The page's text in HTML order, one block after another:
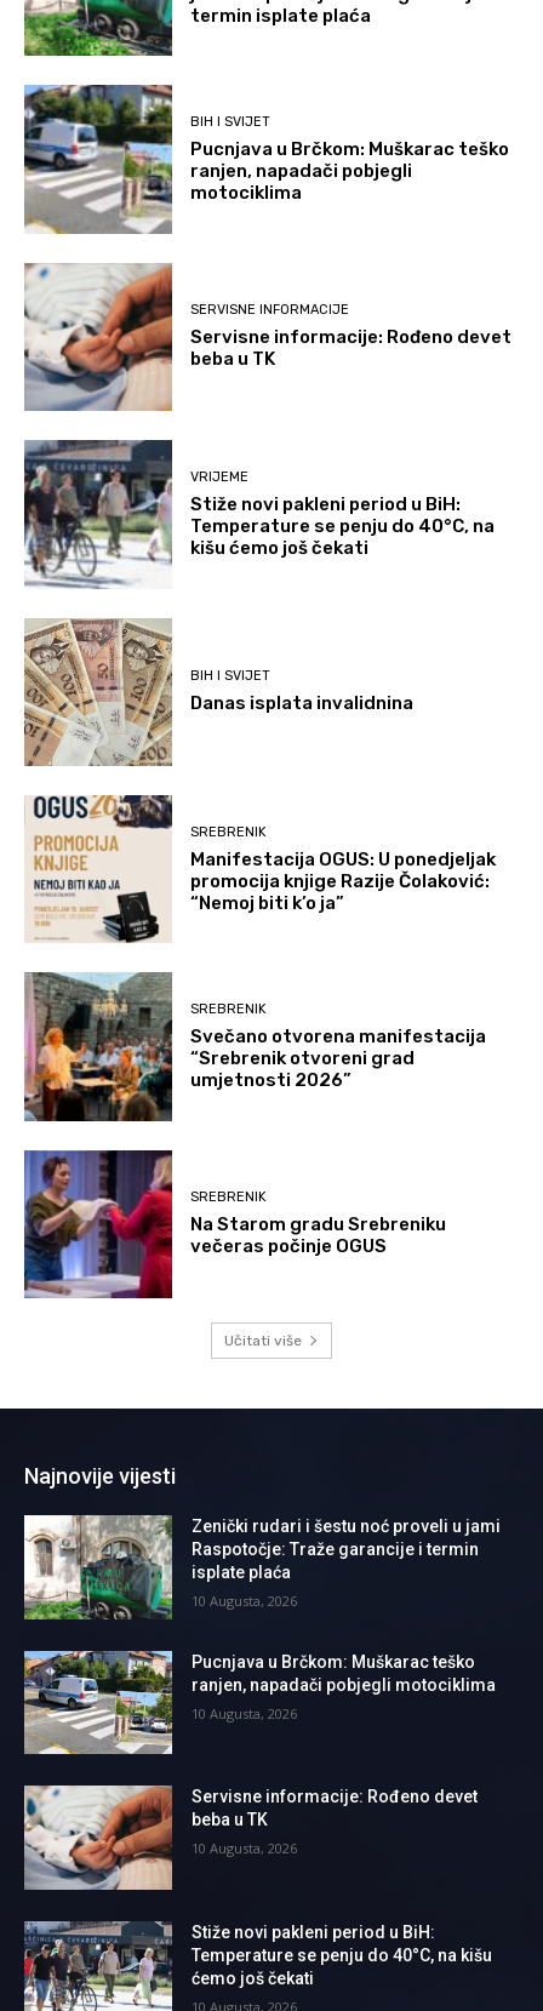
termin isplate plaća
BIH I SVIJET
Pucnjava u Brčkom: Muškarac teško
ranjen, napadači pobjegli
motociklima
SERVISNE INFORMACIJE
Servisne informacije: Rođeno devet
beba u TK
VRIJEME
Stiže novi pakleni period u BiH:
Temperature se penju do 40°C, na
kišu ćemo još čekati
BIH I SVIJET
Danas isplata invalidnina
SREBRENIK
Manifestacija OGUS: U ponedjeljak
promocija knjige Razije Čolaković:
“Nemoj biti k’o ja”
SREBRENIK
Svečano otvorena manifestacija
“Srebrenik otvoreni grad
umjetnosti 2026”
SREBRENIK
Na Starom gradu Srebreniku
večeras počinje OGUS
Učitati više
Najnovije vijesti
Zenički rudari i šestu noć proveli u jami
Raspotočje: Traže garancije i termin
isplate plaća
10 Augusta, 2026
Pucnjava u Brčkom: Muškarac teško
ranjen, napadači pobjegli motociklima
10 Augusta, 2026
Servisne informacije: Rođeno devet
beba u TK
10 Augusta, 2026
Stiže novi pakleni period u BiH:
Temperature se penju do 40°C, na kišu
ćemo još čekati
10 Augusta, 2026